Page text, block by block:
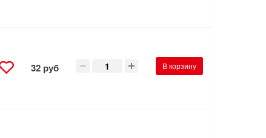
32 руб В корзину